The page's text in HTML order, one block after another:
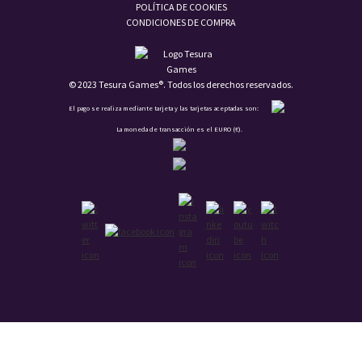
POLÍTICA DE COOKIES
CONDICIONES DE COMPRA
© 2023 Tesura Games®. Todos los derechos reservados.
El pago se realiza mediante tarjeta y las tarjetas aceptadas son:
La moneda de transacción es el EURO (€).